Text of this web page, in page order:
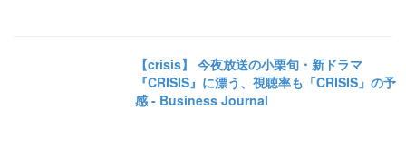
【crisis】 今夜放送の小栗旬・新ドラマ
『CRISIS』に漂う、視聴率も「CRISIS」の予
感 - Business Journal